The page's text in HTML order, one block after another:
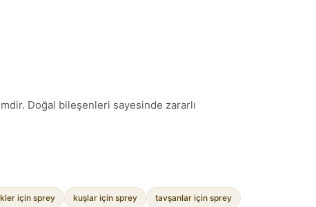
Doğal bileşenleri sayesinde zararlı
için sprey kuşlar için sprey tavşanlar için sprey